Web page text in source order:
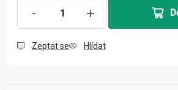
Zeptat se Hlídat